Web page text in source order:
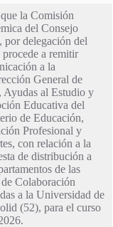
la Comisión
del Consejo
por delegación del
procede a remitir
a la
General de
Ayudas al Estudio y
Educativa del
de Educación,
Profesional y
con relación a la
de distribución a
de las
Colaboración
a la Universidad de
(52), para el curso